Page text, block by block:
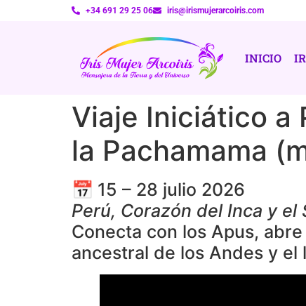
+34 691 29 25 06 iris@irismujerarcoiris.com
INICIO
Viaje Iniciático a
la Pachamama
📅 15 – 28 julio 2026
Perú, Corazón del Inca y el
Conecta con los Apus,
ancestral de los Andes y el